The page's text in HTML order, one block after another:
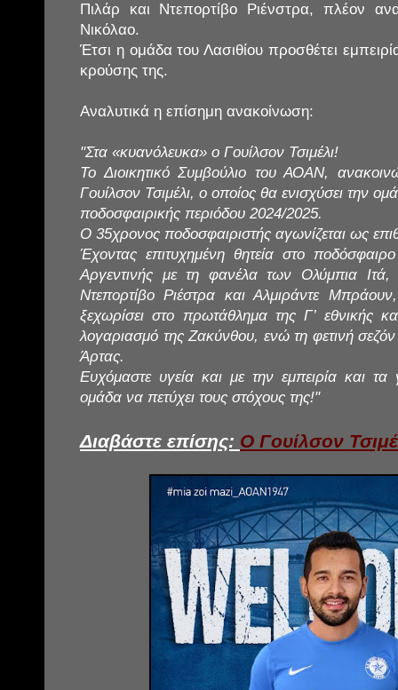
Πιλάρ και Ντεπορτίβο Ριένστρα, πλέον
Νικόλαο.
Έτσι η ομάδα του Λασιθίου προσθέτει
κρούσης της.
Αναλυτικά η επίσημη ανακοίνωση:
"Στα «κυανόλευκα» ο Γουίλσον Τσιμέλι!
Το Διοικητικό Συμβούλιο του ΑΟΑΝ,
Γουίλσον Τσιμέλι, ο οποίος θα ενισχύσει την
ποδοσφαιρικής περιόδου 2024/2025.
Ο 35χρονος ποδοσφαιριστής αγωνίζεται ως
Έχοντας επιτυχημένη θητεία στο
Αργεντινής με τη φανέλα των Ολύμπια Ιτά,
Ντεπορτίβο Ριέστρα και Αλμιράντε
ξεχωρίσει στο πρωτάθλημα της Γ’ εθνικής
λογαριασμό της Ζακύνθου, ενώ τη φετινή
Άρτας.
Ευχόμαστε υγεία και με την εμπειρία και
ομάδα να πετύχει τους στόχους της!"
Διαβάστε επίσης: Ο Γουίλσον